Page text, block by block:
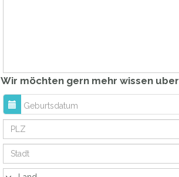
Wir möchten gern mehr wissen uber